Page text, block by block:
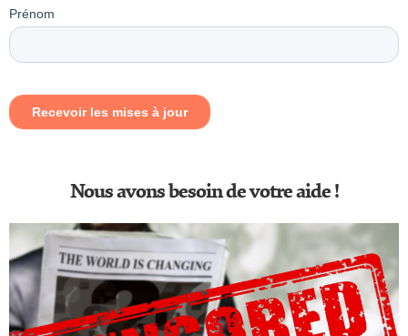
Nous avons besoin de votre aide !